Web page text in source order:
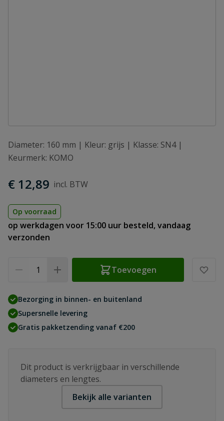
Diameter: 160 mm | Kleur: grijs | Klasse: SN4 |
Keurmerk: KOMO
€ 12,89
Op voorraad
op werkdagen voor 15:00 uur besteld, vandaag
verzonden
Toevoegen
Bezorging in binnen- en buitenland
Supersnelle levering
Gratis pakketzending vanaf €200
Dit product is verkrijgbaar in verschillende
diameters en lengtes.
Bekijk alle varianten